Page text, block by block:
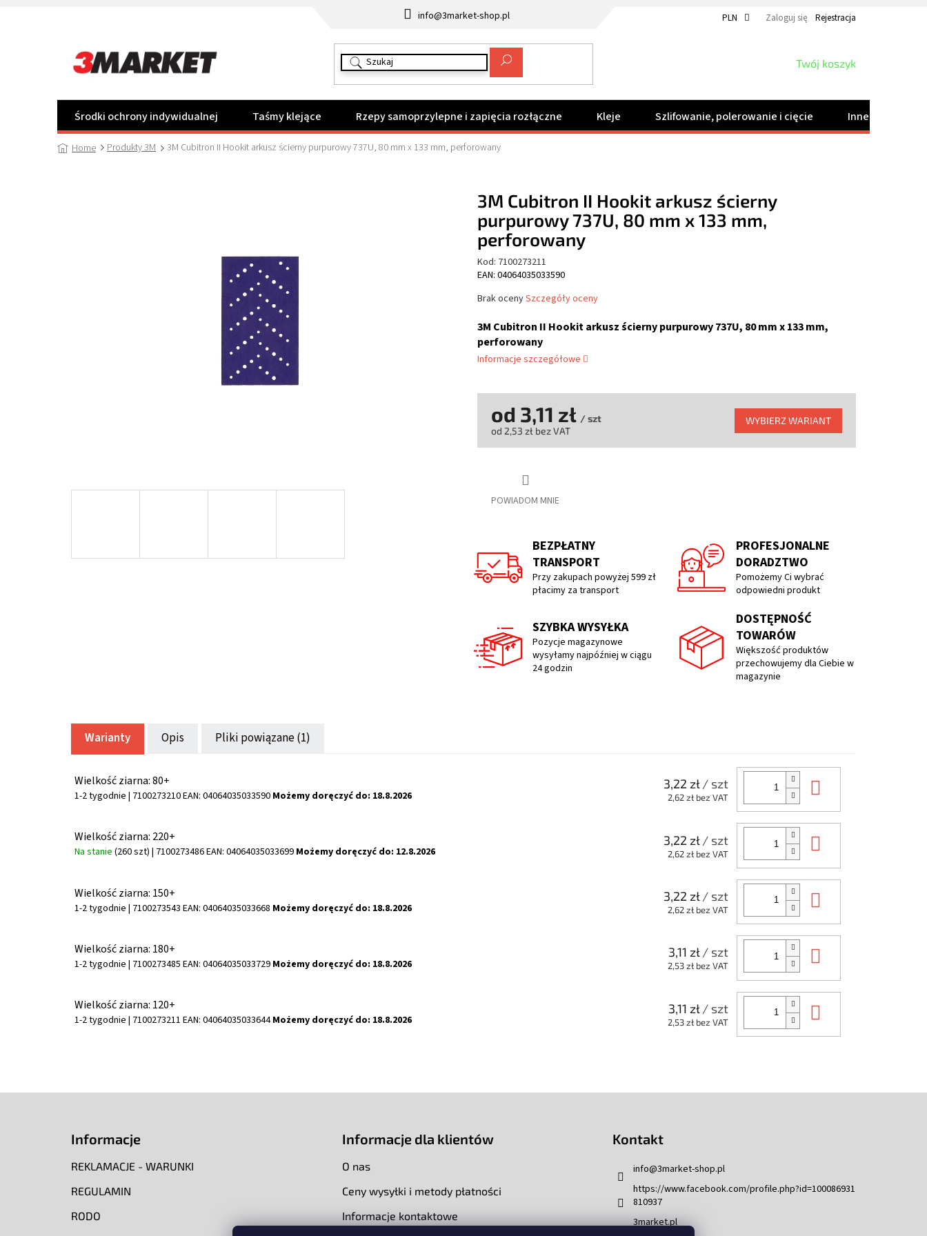
info@3market-shop.pl PLN Zaloguj się Rejestracja
KOSZYK
Twój koszyk
Środki ochrony indywidualnej Taśmy klejące Rzepy samoprzylepne i zapięcia rozłączne Kleje Szlifowanie, polerowanie i cięcie Inne produkty
Home Produkty 3M 3M Cubitron II Hookit arkusz ścierny purpurowy 737U, 80 mm x 133 mm, perforowany
3M Cubitron II Hookit arkusz ścierny purpurowy 737U, 80 mm x 133 mm,
perforowany
Informacje szczegółowe
POWIADOM MNIE
od 3,11 zł / szt
od 2,53 zł bez VAT
WYBIERZ WARIANT
3M Cubitron II Hookit arkusz ścierny
purpurowy 737U, 80 mm x 133 mm,
perforowany
Kod: 7100273211
EAN: 04064035033590
Średnia
produktu
wynosi
0,0
na
gwiazdek.
Brak ocenySzczegóły oceny
BEZPŁATNY
TRANSPORT
Przy zakupach powyżej 599 zł
płacimy za transport
PROFESJONALNE
DORADZTWO
Pomożemy Ci wybrać
odpowiedni produkt
SZYBKA WYSYŁKA
Pozycje magazynowe
wysyłamy najpóźniej w ciągu
24 godzin
DOSTĘPNOŚĆ
TOWARÓW
Większość produktów
przechowujemy dla Ciebie w
magazynie
Warianty Opis Pliki powiązane (1)
Wielkość ziarna: 80+
1-2 tygodnie | 7100273210EAN: 04064035033590 Możemy doręczyć do: 18.8.2026
3,22 zł/ szt
2,62 zł bez VAT
Wielkość ziarna: 220+
Na stanie (260 szt) | 7100273486EAN: 04064035033699 Możemy doręczyć do: 12.8.2026
3,22 zł/ szt
2,62 zł bez VAT
Wielkość ziarna: 150+
1-2 tygodnie | 7100273543 EAN: 04064035033668 Możemy doręczyć do: 18.8.2026
3,22 zł/ szt
2,62 zł bez VAT
Wielkość ziarna: 180+
1-2 tygodnie | 7100273485 EAN: 04064035033729 Możemy doręczyć do: 18.8.2026
3,11 zł/ szt
2,53 zł bez VAT
Wielkość ziarna: 120+
1-2 tygodnie | 7100273211 EAN: 04064035033644 Możemy doręczyć do: 18.8.2026
3,11 zł/ szt
2,53 zł bez VAT
Informacje
REKLAMACJE - WARUNKI
REGULAMIN
RODO
Informacje dla klientów
O nas
Ceny wysyłki i metody płatności
Informacje kontaktowe
Kontakt
info@3market-shop.pl
https://www.facebook.com/profile.php?id=100086931
810937
3market.pl